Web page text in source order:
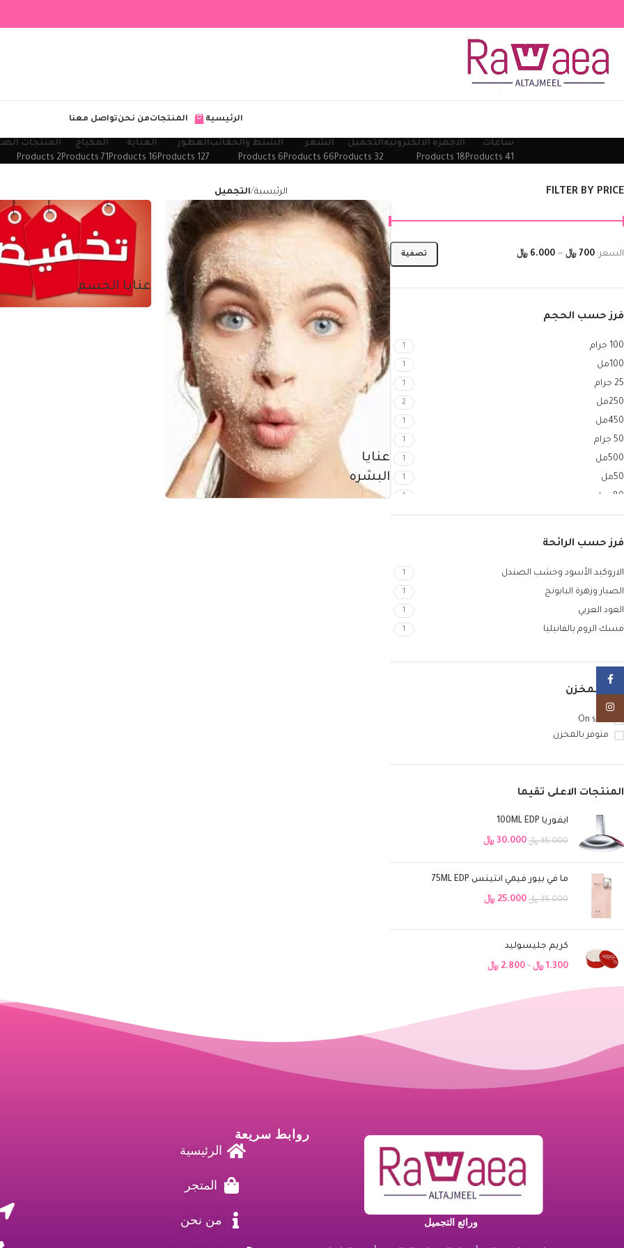
الرئيسية المنتجاتمن نحنتواصل معنا
ساعات
41 Products
الاجهزه الالكترونيه
18 Products
التجميل
32 Products
الشعر
66 Products
الشنط والحقائب
6 Products
العطور
127 Products
العناية
16 Products
المكياج
71 Products
المنتجات
2 Products
FILTER BY PRICE
تصفية السعر: 700 ﷼ — 6.000 ﷼
فرز حسب الحجم
100 جرام 1
100مل 1
25 جرام 1
250مل 2
450مل 1
50 جرام 1
500مل 1
50مل 1
80 جرام 1
فرز حسب الرائحة
الاروكيد الأسود وخشب الصندل 1
الصبار وزهرة البابونج 1
العود العربي 1
مسك الروم بالفانيليا 1
حالة المخزن
On sale
متوفر بالمخزن
المنتجات الاعلى تقيما
ايفوريا 100ML EDP
35.000 ﷼ 30.000 ﷼
ما في بيور فيمي انتينس 75ML EDP
35.000 ﷼ 25.000 ﷼
كريم جليسوليد
1.300 ﷼ –
2.800 ﷼
الرئيسية التجميل
عنايا
البشره
عنايا الجسم
ورائع التجميل
روابط سريعة
الرئيسية
المتجر
من نحن